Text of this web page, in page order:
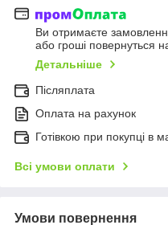
Ви отримаєте
або гроші повернуться
Детальніше
Післяплата
Оплата на рахунок
Готівкою при покупці в
Всі умови оплати
Умови повернення